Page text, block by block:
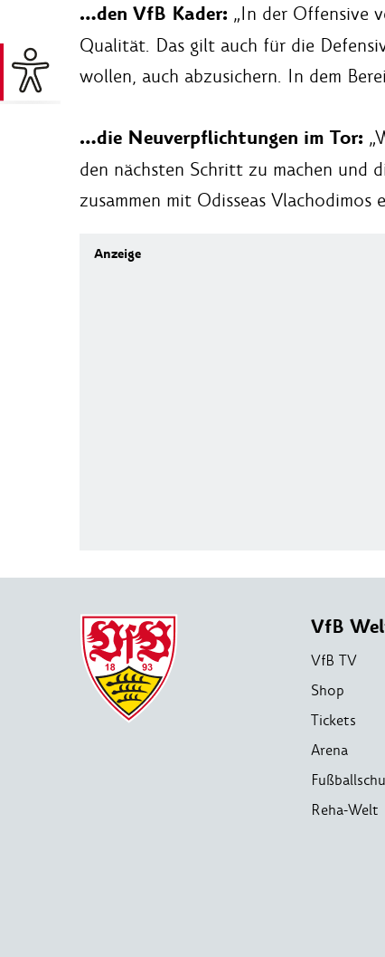
…den VfB Kader: „In der Offensive
Qualität. Das gilt auch für die
wollen, auch abzusichern. In dem
…die Neuverpflichtungen im Tor:
den nächsten Schritt zu machen und
zusammen mit Odisseas
VfB
VfB TV
Shop
Tickets
Arena
Reha-Welt